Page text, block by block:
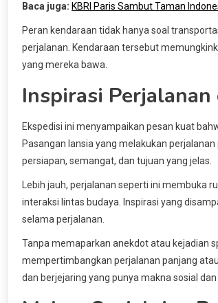
Baca juga: KBRI Paris Sambut Taman
Peran kendaraan tidak hanya soal
perjalanan. Kendaraan tersebut
yang mereka bawa.
Inspirasi
Ekspedisi ini menyampaikan pesan kuat
Pasangan lansia yang melakukan
persiapan, semangat, dan tujuan yang jelas.
Lebih jauh, perjalanan seperti ini membuka
interaksi lintas budaya. Inspirasi yang
selama perjalanan.
Tanpa memaparkan anekdot atau kejadian
mempertimbangkan perjalanan panjang
dan berjejaring yang punya makna sosial dan